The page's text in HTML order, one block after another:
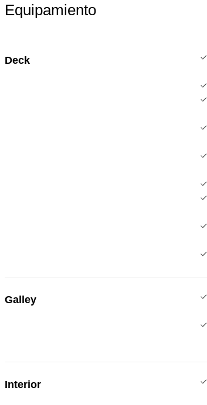
Equipamiento
Deck
Galley
Interior